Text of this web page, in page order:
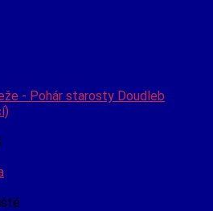
- Pohár starosty Doudleb